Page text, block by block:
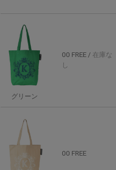
グリーン
00 FREE/ 在庫な
し
00 FREE